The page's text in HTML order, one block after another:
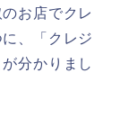
お店でクレ
、「クレジ
分かりまし